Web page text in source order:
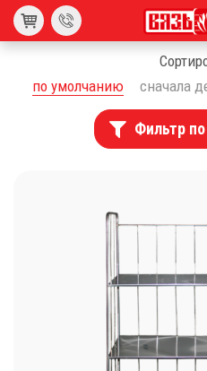
по умолчанию
сначала
Фильтр